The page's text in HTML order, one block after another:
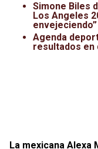
Simone Biles
Los Angeles
envejeciendo”
Agenda
resultados en
La mexicana Alexa